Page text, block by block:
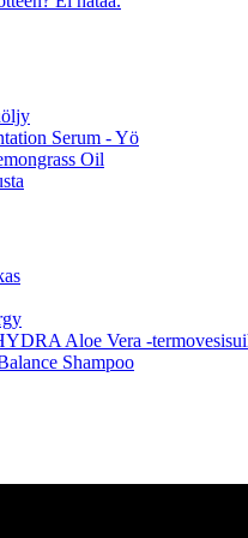
Serum - Yö
Oil
Aloe Vera -
Shampoo